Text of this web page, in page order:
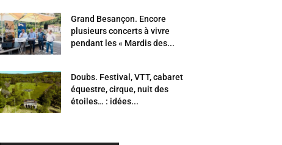
Grand Besançon. Encore
plusieurs concerts à vivre
pendant les « Mardis des...
Doubs. Festival, VTT, cabaret
équestre, cirque, nuit des
étoiles… : idées...